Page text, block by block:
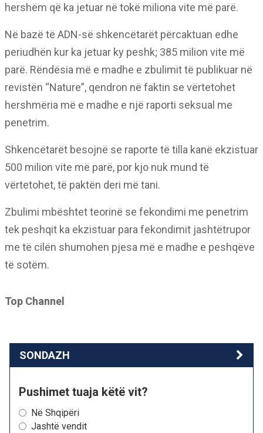
hershëm që ka jetuar në tokë miliona vite më parë.
Në bazë të ADN-së shkencëtarët përcaktuan edhe
periudhën kur ka jetuar ky peshk; 385 milion vite më
parë. Rëndësia më e madhe e zbulimit të publikuar në
revistën “Nature”, qendron në faktin se vërtetohet
hershmëria më e madhe e një raporti seksual me
penetrim.
Shkencëtarët besojnë se raporte të tilla kanë ekzistuar
500 milion vite më parë, por kjo nuk mund të
vërtetohet, të paktën deri më tani.
Zbulimi mbështet teorinë se fekondimi me penetrim
tek peshqit ka ekzistuar para fekondimit jashtëtrupor
me të cilën shumohen pjesa më e madhe e peshqëve
të sotëm.
Top Channel
SONDAZH
Pushimet tuaja këtë vit?
Në Shqipëri
Jashtë vendit